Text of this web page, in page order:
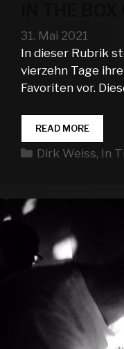
31. Mai 2021
In dieser Rubrik
vierzehn Tage
Favoriten vor.
READ MOREIN
THE
BOX
Kategorien
Dirk Weiss, In